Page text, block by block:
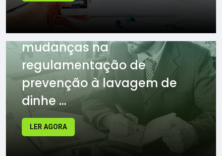
Banco Central prepara
mudanças na
regulamentação de
prevenção à lavagem de
dinhe ...
LER AGORA